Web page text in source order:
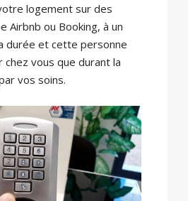
logement sur des
Airbnb ou Booking, à un
durée et cette personne
vous que durant la
vos soins.